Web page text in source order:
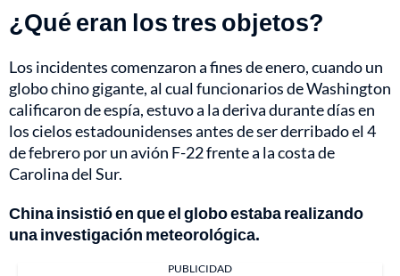
¿Qué eran los tres objetos?
Los incidentes comenzaron a fines de enero, cuando un
globo chino gigante, al cual funcionarios de Washington
calificaron de espía, estuvo a la deriva durante días en
los cielos estadounidenses antes de ser derribado el 4
de febrero por un avión F-22 frente a la costa de
Carolina del Sur.
China insistió en que el globo estaba realizando
una investigación meteorológica.
PUBLICIDAD